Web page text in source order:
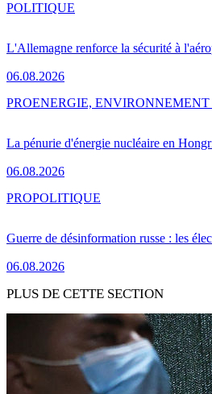
L'Allemagne renforce la sécurité à
06.08.2026
POLITIQUE
La pénurie d'énergie nucléaire en
06.08.2026
PROENERGIE, ENVIRONNEMENT
Guerre de désinformation russe : les
06.08.2026
PROPOLITIQUE
PLUS DE CETTE SECTION